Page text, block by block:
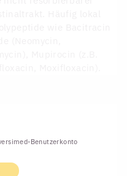
Benutzerkonto